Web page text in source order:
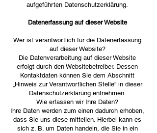
aufgeführten Datenschutzerklärung.
Datenerfassung auf dieser Website
Wer ist verantwortlich für die Datenerfassung
auf dieser Website?
Die Datenverarbeitung auf dieser Website
erfolgt durch den Websitebetreiber. Dessen
Kontaktdaten können Sie dem Abschnitt
„Hinweis zur Verantwortlichen Stelle“ in dieser
Datenschutzerklärung entnehmen.
Wie erfassen wir Ihre Daten?
Ihre Daten werden zum einen dadurch erhoben,
dass Sie uns diese mitteilen. Hierbei kann es
sich z. B. um Daten handeln, die Sie in ein